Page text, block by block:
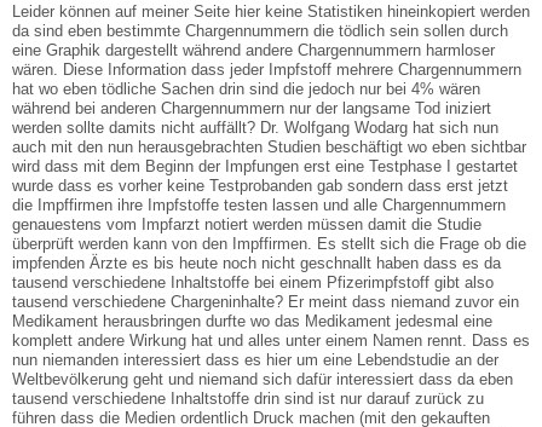
Leider können auf meiner Seite hier keine Statistiken hineinkopiert werden
da sind eben bestimmte Chargennummern die tödlich sein sollen durch
eine Graphik dargestellt während andere Chargennummern harmloser
wären. Diese Information dass jeder Impfstoff mehrere Chargennummern
hat wo eben tödliche Sachen drin sind die jedoch nur bei 4% wären
während bei anderen Chargennummern nur der langsame Tod iniziert
werden sollte damits nicht auffällt? Dr. Wolfgang Wodarg hat sich nun
auch mit den nun herausgebrachten Studien beschäftigt wo eben sichtbar
wird dass mit dem Beginn der Impfungen erst eine Testphase I gestartet
wurde dass es vorher keine Testprobanden gab sondern dass erst jetzt
die Impffirmen ihre Impfstoffe testen lassen und alle Chargennummern
genauestens vom Impfarzt notiert werden müssen damit die Studie
überprüft werden kann von den Impffirmen. Es stellt sich die Frage ob die
impfenden Ärzte es bis heute noch nicht geschnallt haben dass es da
tausend verschiedene Inhaltstoffe bei einem Pfizerimpfstoff gibt also
tausend verschiedene Chargeninhalte? Er meint dass niemand zuvor ein
Medikament herausbringen durfte wo das Medikament jedesmal eine
komplett andere Wirkung hat und alles unter einem Namen rennt. Dass es
nun niemanden interessiert dass es hier um eine Lebendstudie an der
Weltbevölkerung geht und niemand sich dafür interessiert dass da eben
tausend verschiedene Inhaltstoffe drin sind ist nur darauf zurück zu
führen dass die Medien ordentlich Druck machen (mit den gekauften